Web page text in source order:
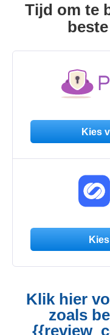
Tijd om te
Kies
Klik hier
zoals